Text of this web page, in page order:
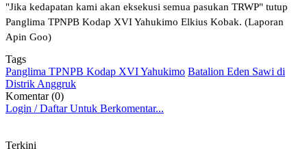
"Jika kedapatan kami akan eksekusi semua pasukan TRWP" tutup
Panglima TPNPB Kodap XVI Yahukimo Elkius Kobak. (Laporan
Apin Goo)
Tags
Panglima TPNPB Kodap XVI Yahukimo Batalion Eden Sawi di
Distrik Anggruk
Komentar (0)
Login / Daftar Untuk Berkomentar...
Terkini